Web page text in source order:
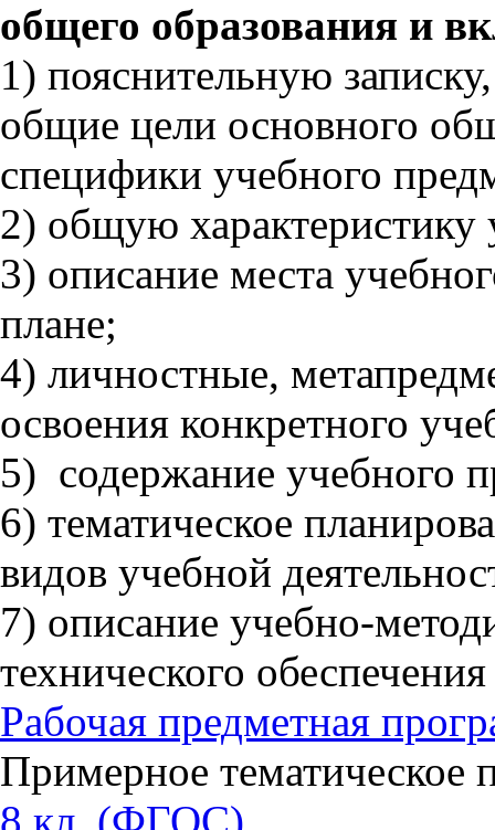
общего образования и
1) пояснительную
общие цели основного
специфики учебного
2) общую характеристику
3) описание места
плане;
4) личностные,
освоения конкретного
5) содержание учебного
6) тематическое
видов учебной
7) описание учебно-
технического
Рабочая предметная
Примерное тематическое